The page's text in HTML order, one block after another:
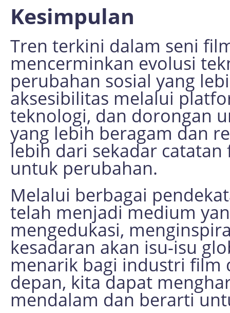
Kesimpulan
Tren terkini dalam seni
mencerminkan evolusi
perubahan sosial yang
aksesibilitas melalui
teknologi, dan dorongan
yang lebih beragam dan
lebih dari sekadar
untuk perubahan.
Melalui berbagai
telah menjadi medium
mengedukasi,
kesadaran akan isu-isu
menarik bagi industri film
depan, kita dapat
mendalam dan berarti